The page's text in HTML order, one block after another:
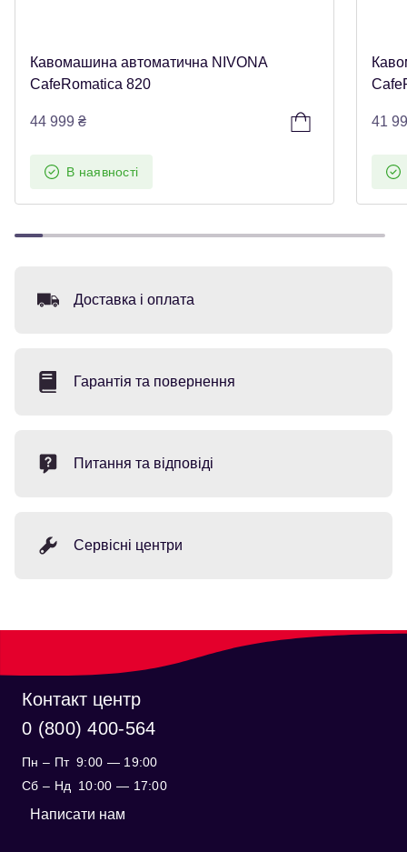
Кавомашина автоматична NIVONA
CafeRomatica 820
44 999 ₴
В наявності
41
Доставка і оплата
Гарантія та повернення
Питання та відповіді
Сервісні центри
Контакт центр
0 (800) 400-564
Пн – Пт 9:00 — 19:00
Cб – Нд
10:00 — 17:00
Написати нам